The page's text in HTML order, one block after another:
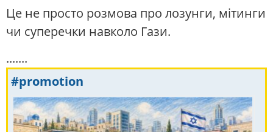
Це не просто розмова про лозунги, мітинги
чи суперечки навколо Гази.
.......
#promotion